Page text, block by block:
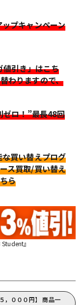
プキャンペーン
引き」はこち
わりますので、
ロ！”最長48回
買い替えプログ
ス買取/買い替え
ら
』
，０００円】 商品一